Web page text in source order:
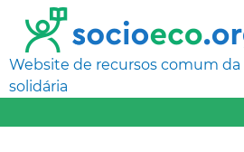
Website de recursos comum da
solidária